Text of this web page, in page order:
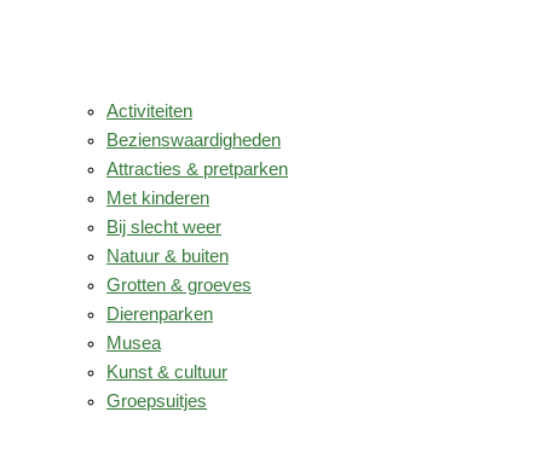
Activiteiten
Bezienswaardigheden
Attracties & pretparken
Met kinderen
Bij slecht weer
Natuur & buiten
Grotten & groeves
Dierenparken
Musea
Kunst & cultuur
Groepsuitjes